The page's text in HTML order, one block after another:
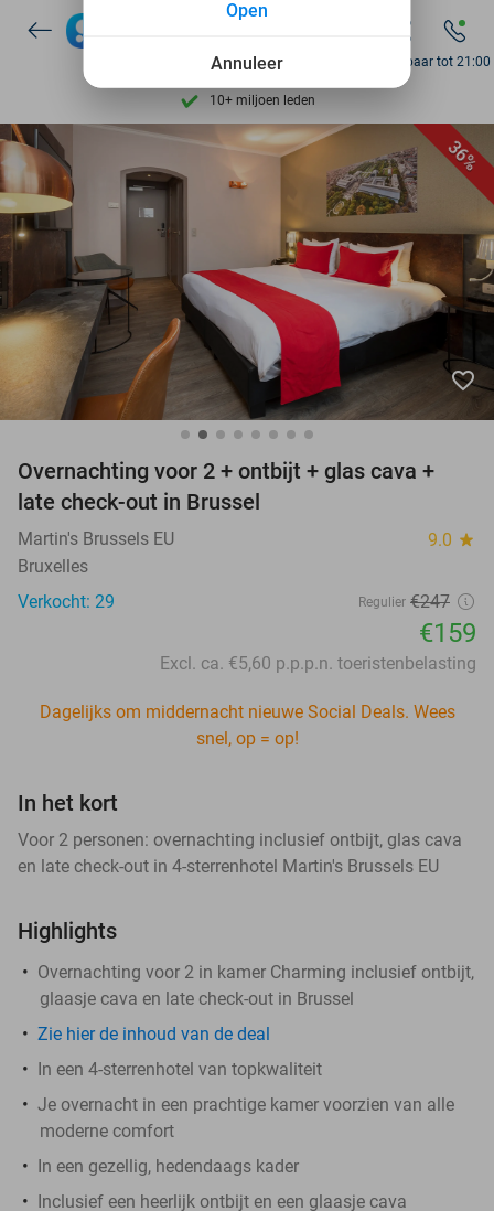
10+ miljoen leden
9,4 op basis van206.274 reviews
Ontdek 15.000+ deals
7 dagen per week beschikbaar
10+ miljoen leden
Bereikbaar tot 21:00
36%
favorite_border
Overnachting voor 2 + ontbijt + glas cava +
late check-out in Brussel
Martin's Brussels EU 9.0 star
Bruxelles
Verkocht: 29
Regulier €247
€159
Excl. ca. €5,60 p.p.p.n. toeristenbelasting
Dagelijks om middernacht nieuwe Social Deals. Wees
snel, op = op!
In het kort
Voor 2 personen: overnachting inclusief ontbijt, glas cava
en late check-out in 4-sterrenhotel Martin's Brussels EU
Highlights
Overnachting voor 2 in kamer Charming inclusief ontbijt,
glaasje cava en late check-out in Brussel
Zie hier de inhoud van de deal
In een 4-sterrenhotel van topkwaliteit
Je overnacht in een prachtige kamer voorzien van alle
moderne comfort
In een gezellig, hedendaags kader
Inclusief een heerlijk ontbijt en een glaasje cava
Annuleer
Open